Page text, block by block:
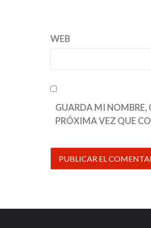
WEB
GUARDA MI NOMBRE,
PRÓXIMA VEZ QUE